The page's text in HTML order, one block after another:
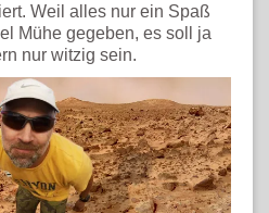
Weil alles nur ein Spaß
Mühe gegeben, es soll ja
nur witzig sein.